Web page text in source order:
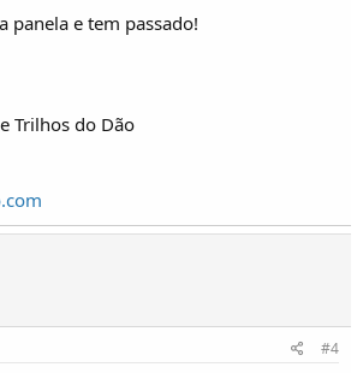
panela e tem passado!
Trilhos do Dão
#4